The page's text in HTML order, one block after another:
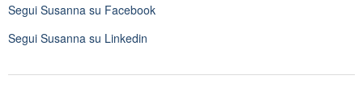
Segui Susanna su Facebook
Segui Susanna su Linkedin